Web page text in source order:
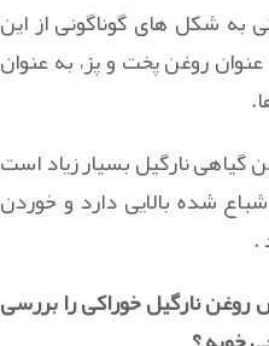
شکل های گوناگونی از این
روغن پخت و پز، به عنوان
نارگیل بسیار زیاد است
شده بالایی دارد و خوردن
.
نارگیل خوراکی را بررسی